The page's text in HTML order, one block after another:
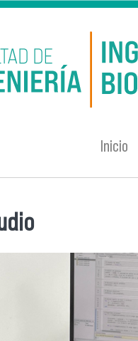
Inicio
aquí